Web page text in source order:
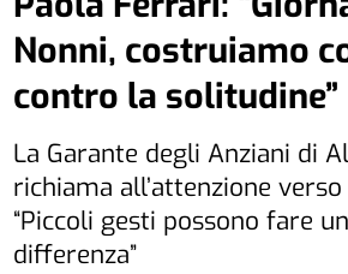
Nonni, costruiamo
contro la solitudine”
La Garante degli Anziani di
richiama all’attenzione
“Piccoli gesti possono fare
differenza”